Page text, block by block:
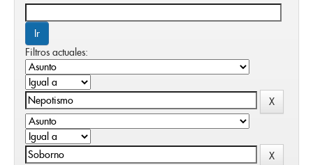
Filtros actuales: